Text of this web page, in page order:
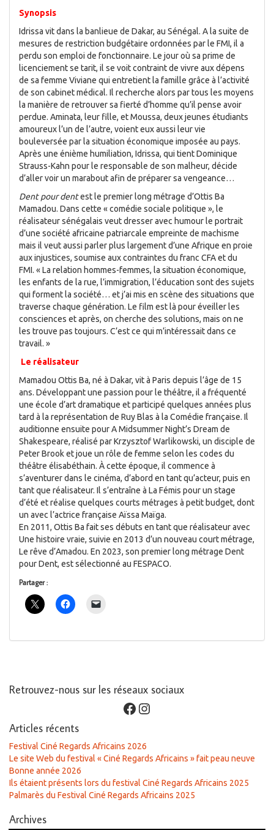
Synopsis
Idrissa vit dans la banlieue de Dakar, au Sénégal. A la suite de
mesures de restriction budgétaire ordonnées par le FMI, il a
perdu son emploi de fonctionnaire. Le jour où sa prime de
licenciement se tarit, il se voit contraint de vivre aux dépens
de sa femme Viviane qui entretient la famille grâce à l’activité
de son cabinet médical. Il recherche alors par tous les moyens
la manière de retrouver sa fierté d’homme qu’il pense avoir
perdue. Aminata, leur fille, et Moussa, deux jeunes étudiants
amoureux l’un de l’autre, voient eux aussi leur vie
bouleversée par la situation économique imposée au pays.
Après une énième humiliation, Idrissa, qui tient Dominique
Strauss-Kahn pour le responsable de son malheur, décide
d’aller voir un marabout afin de préparer sa vengeance…
Dent pour dentest le premier long métrage d’Ottis Ba
Mamadou. Dans cette « comédie sociale politique », le
réalisateur sénégalais veut dresser avec humour le portrait
d’une société africaine patriarcale empreinte de machisme
mais il veut aussi parler plus largement d’une Afrique en proie
aux injustices, soumise aux contraintes du franc CFA et du
FMI. « La relation hommes-femmes, la situation économique,
les enfants de la rue, l’immigration, l’éducation sont des sujets
qui forment la société… et j’ai mis en scène des situations que
traverse chaque génération. Le film est là pour éveiller les
consciences et après, on cherche des solutions, mais on ne
les trouve pas toujours. C’est ce qui m’intéressait dans ce
travail. »
Le réalisateur
Mamadou Ottis Ba, né à Dakar, vit à Paris depuis l’âge de 15
ans. Développant une passion pour le théâtre, il a fréquenté
une école d’art dramatique et participé quelques années plus
tard à la représentation de Ruy Blas à la Comédie française. Il
auditionne ensuite pour A Midsummer Night’s Dream de
Shakespeare, réalisé par Krzysztof Warlikowski, un disciple de
Peter Brook et joue un rôle de femme selon les codes du
théâtre élisabéthain. À cette époque, il commence à
s’aventurer dans le cinéma, d’abord en tant qu’acteur, puis en
tant que réalisateur. Il s’entraîne à La Fémis pour un stage
d’été et réalise quelques courts métrages à petit budget, dont
un avec l’actrice française Aïssa Maïga.
En 2011, Ottis Ba fait ses débuts en tant que réalisateur avec
Une histoire vraie, suivie en 2013 d’un nouveau court métrage,
Le rêve d’Amadou. En 2023, son premier long métrage Dent
pour Dent, est sélectionné au FESPACO.
Partager :
Retrouvez-nous sur les réseaux sociaux
Facebook
Instagram
Articles récents
Festival Ciné Regards Africains 2026
Le site Web du festival « Ciné Regards Africains » fait peau neuve
Bonne année 2026
Ils étaient présents lors du festival Ciné Regards Africains 2025
Palmarès du Festival Ciné Regards Africains 2025
Archives